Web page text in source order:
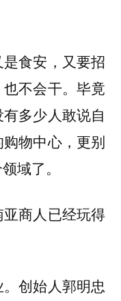
食安，又要招
不会干。毕竟
多少人敢说自
物中心，更别
域了。
商人已经玩得
创始人郭明忠